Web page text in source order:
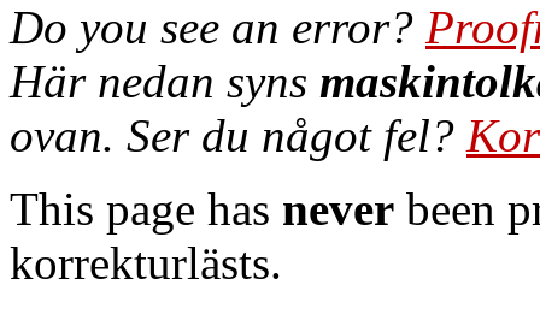
Do you see an error?
Här nedan syns
ovan. Ser du något fel?
This page has never been
korrekturlästs.